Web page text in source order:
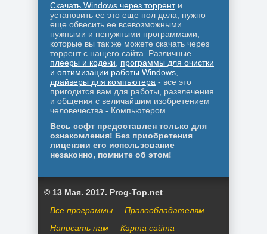
Скачать Windows через торренти
установить ее это еще пол дела, нужно
еще обвесить ее всевозможными
нужными и ненужными программами,
которые вы так же можете скачать через
торрент с нащего сайта. Различные
плееры и кодеки
программы для очистки
и оптимизации работы Windows
драйверы для компьютера - все это
пригодится вам для работы, развлечения
и общения с величайшим изобретением
человечества - Компьютером.
Весь софт предоставлен только для
ознакомления! Без приобретения
лицензии его использование
незаконно, помните об этом!
© 13 Мая. 2017. Prog-Top.net
Все программы
Правообладателям
Написать нам
Карта сайта